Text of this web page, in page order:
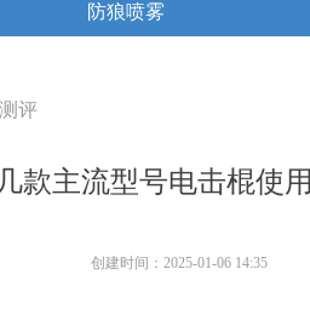
防狼喷雾
几款主流型号电击棍使
创建时间： 2025-01-06 14:35
评